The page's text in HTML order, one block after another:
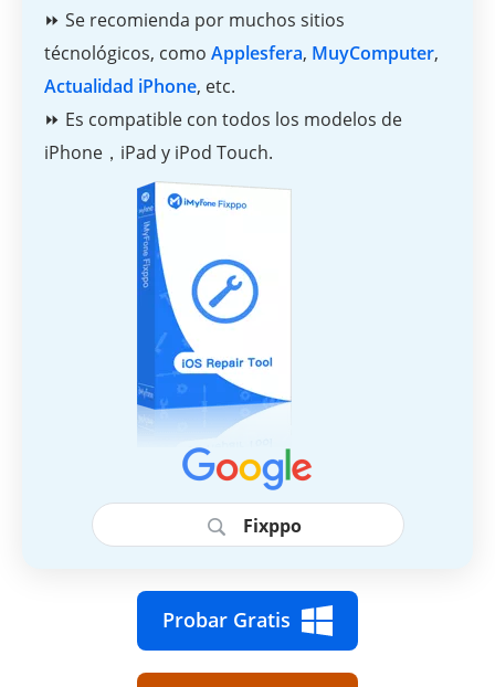
⏩ Se recomienda por muchos sitios
técnológicos, como Applesfera, MuyComputer,
Actualidad iPhone, etc.
⏩ Es compatible con todos los modelos de
iPhone，iPad y iPod Touch.
Fixppo
Probar Gratis